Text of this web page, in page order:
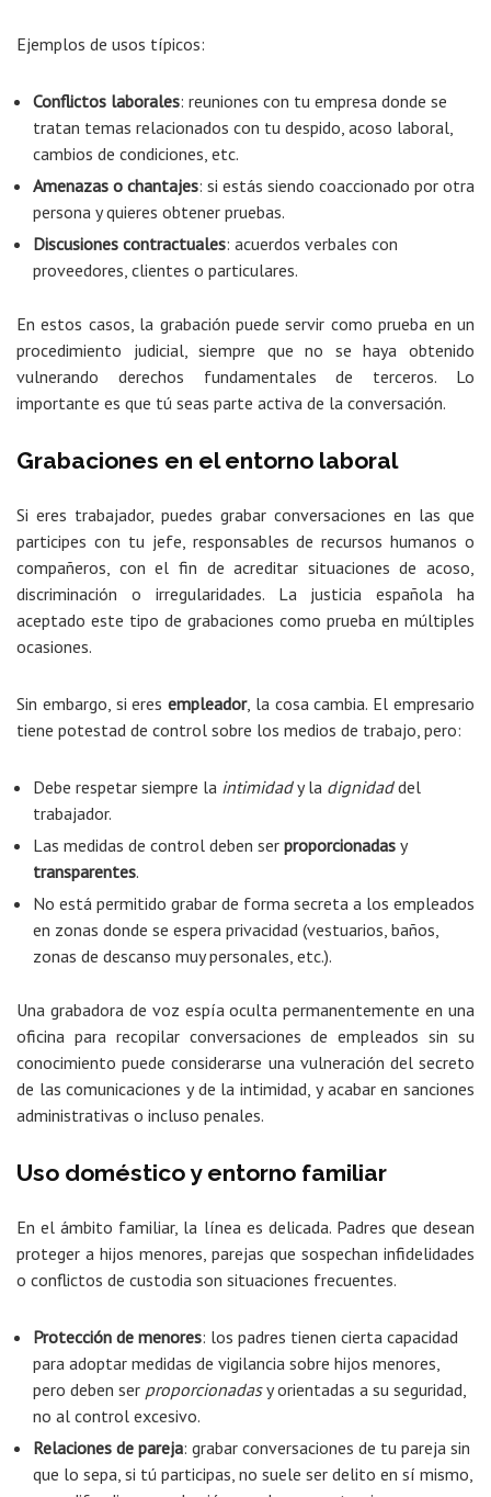
Ejemplos de usos típicos:
Conflictos laborales: reuniones con tu empresa donde se
tratan temas relacionados con tu despido, acoso laboral,
cambios de condiciones, etc.
Amenazas o chantajes: si estás siendo coaccionado por otra
persona y quieres obtener pruebas.
Discusiones contractuales: acuerdos verbales con
proveedores, clientes o particulares.
En estos casos, la grabación puede servir como prueba en un
procedimiento judicial, siempre que no se haya obtenido
vulnerando derechos fundamentales de terceros. Lo
importante es que tú seas parte activa de la conversación.
Grabaciones en el entorno laboral
Si eres trabajador, puedes grabar conversaciones en las que
participes con tu jefe, responsables de recursos humanos o
compañeros, con el fin de acreditar situaciones de acoso,
discriminación o irregularidades. La justicia española ha
aceptado este tipo de grabaciones como prueba en múltiples
ocasiones.
Sin embargo, si eresempleador, la cosa cambia. El empresario
tiene potestad de control sobre los medios de trabajo, pero:
Debe respetar siempre la intimidady la dignidaddel
trabajador.
Las medidas de control deben ser proporcionadas y
transparentes.
No está permitido grabar de forma secreta a los empleados
en zonas donde se espera privacidad (vestuarios, baños,
zonas de descanso muy personales, etc.).
Una grabadora de voz espía oculta permanentemente en una
oficina para recopilar conversaciones de empleados sin su
conocimiento puede considerarse una vulneración del secreto
de las comunicaciones y de la intimidad, y acabar en sanciones
administrativas o incluso penales.
Uso doméstico y entorno familiar
En el ámbito familiar, la línea es delicada. Padres que desean
proteger a hijos menores, parejas que sospechan infidelidades
o conflictos de custodia son situaciones frecuentes.
Protección de menores: los padres tienen cierta capacidad
para adoptar medidas de vigilancia sobre hijos menores,
pero deben ser proporcionadasy orientadas a su seguridad,
no al control excesivo.
Relaciones de pareja: grabar conversaciones de tu pareja sin
que lo sepa, si tú participas, no suele ser delito en sí mismo,